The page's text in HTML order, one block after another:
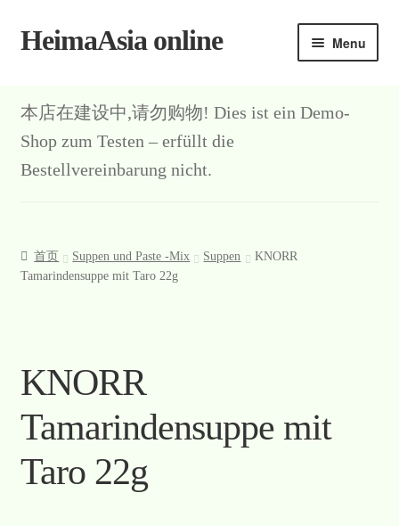
Skip
Skip
HeimaAsia online Menu
About
AGB
Datenschutz
Mein Konto
Warenkorb
Welcome
本店在建设中,请勿购物! Dies ist ein Demo-
Shop zum Testen – erfüllt die
Bestellvereinbarung nicht.
首页 Suppen und Paste -Mix Suppen
KNORR
Tamarindensuppe mit Taro 22g
KNORR
Tamarindensuppe mit
Taro 22g